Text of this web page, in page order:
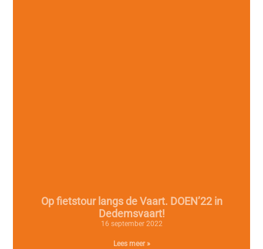
Op fietstour langs de Vaart. DOEN’22 in
Dedemsvaart!
16 september 2022
Lees meer »